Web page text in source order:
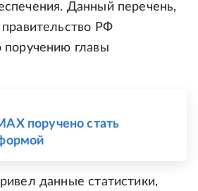
Данный перечень,
РФ
поручению главы
поручено стать
данные статистики,